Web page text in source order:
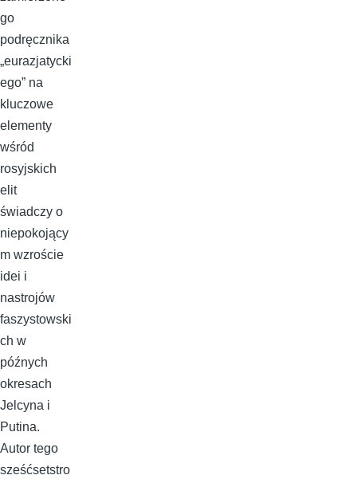
go
podręcznika
„eurazjatycki
ego” na
kluczowe
elementy
wśród
rosyjskich
elit
świadczy o
niepokojący
m wzroście
idei i
nastrojów
faszystowski
ch w
późnych
okresach
Jelcyna i
Putina.
Autor tego
sześćsetstro